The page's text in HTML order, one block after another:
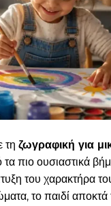
τη ζωγραφική για
πιο ουσιαστικά
του χαρακτήρα
το παιδί